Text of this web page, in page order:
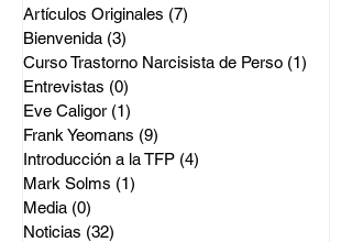
Artículos Originales (7)
Bienvenida (3)
Curso Trastorno Narcisista de Perso (1)
Entrevistas (0)
Eve Caligor (1)
Frank Yeomans (9)
Introducción a la TFP (4)
Mark Solms (1)
Media (0)
Noticias (32)